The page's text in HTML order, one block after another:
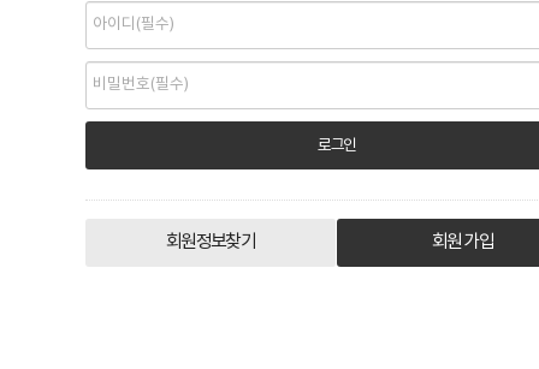
회원정보찾기 회원 가입